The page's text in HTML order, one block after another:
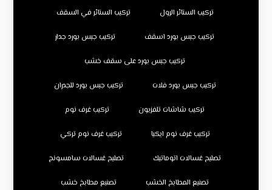
تركيب الستائر الرول تركيب الستائر في السقف
تركيب جبس بورد اسقف تركيب جبس بورد جدار
تركيب جبس بورد على سقف خشب
تركيب جبس بورد فلات تركيب جبس بورد للجدران
تركيب شاشات تلفزيون تركيب غرف نوم
تركيب غرف نوم ايكيا تركيب غرف نوم تركي
تصليح غسالات اتوماتيك تصليح غسالات سامسونج
تصنيع المطابخ الخشب تصنيع مطابخ خشب